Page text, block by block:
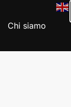
Chi siamo